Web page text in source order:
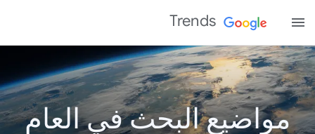
Trends
مواضيع البحث في العام